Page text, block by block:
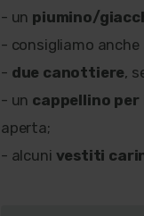
- un piumino/
- consigliamo anche
- due canottiere,
- un cappellino per
aperta;
- alcuni vestiti